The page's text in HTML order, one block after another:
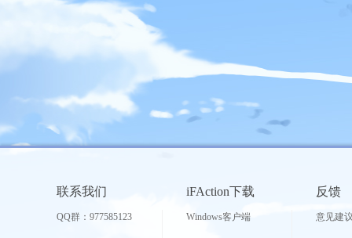
联系我们
QQ群：977585123
iFAction下载
Windows客户端
反馈
意见建